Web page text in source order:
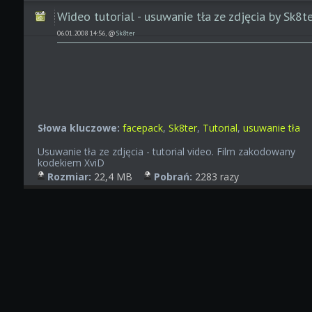
Wideo tutorial - usuwanie tła ze zdjęcia by
06.01.2008 14:56, @Sk8ter
Słowa kluczowe: facepack, Sk8ter, Tutorial, usuwanie tła
Usuwanie tła ze zdjęcia - tutorial video. Film zakodowany
kodekiem XviD
Rozmiar: 22,4 MB Pobrań: 2283 razy